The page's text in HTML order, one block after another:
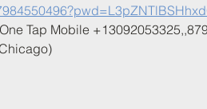
Tap Mobile